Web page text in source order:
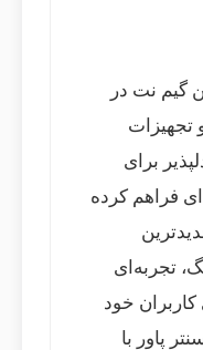
گیم نت در
تجهیزات
برای
فراهم کرده
تجربه‌ای
کاربران خود
پاور با